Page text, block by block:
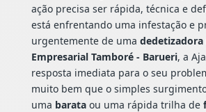
ação precisa ser rápida, técnica e
está enfrentando uma infestação e
urgentemente de uma dedetizadora
Empresarial Tamboré - Barueri, a
resposta imediata para o seu
muito bem que o simples
uma barataou uma rápida trilha de